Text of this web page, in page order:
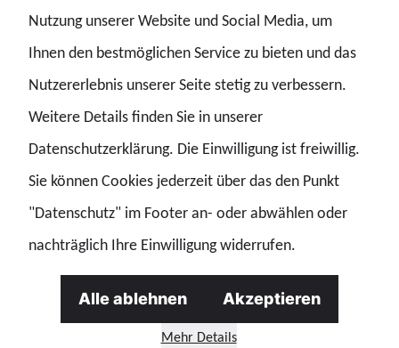
konzentrieren. Dies erfordert auch die notwendigen
Ressourcen und die Unterstützung durch die Regierung.“
Nutzung unserer Website und Social Media, um
Ihnen den bestmöglichen Service zu bieten und das
Nutzererlebnis unserer Seite stetig zu verbessern.
Weitere Details finden Sie in unserer
Datenschutzerklärung. Die Einwilligung ist freiwillig.
Sie können Cookies jederzeit über das den Punkt
"Datenschutz" im Footer an- oder abwählen oder
nachträglich Ihre Einwilligung widerrufen.
Mehr Details
Alle ablehnen Akzeptieren